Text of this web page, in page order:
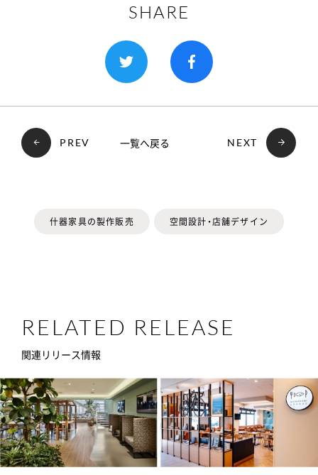
SHARE
PREV 一覧へ戻る NEXT
什器家具の製作販売 空間設計・店舗デザイン
RELATED RELEASE
関連リリース情報